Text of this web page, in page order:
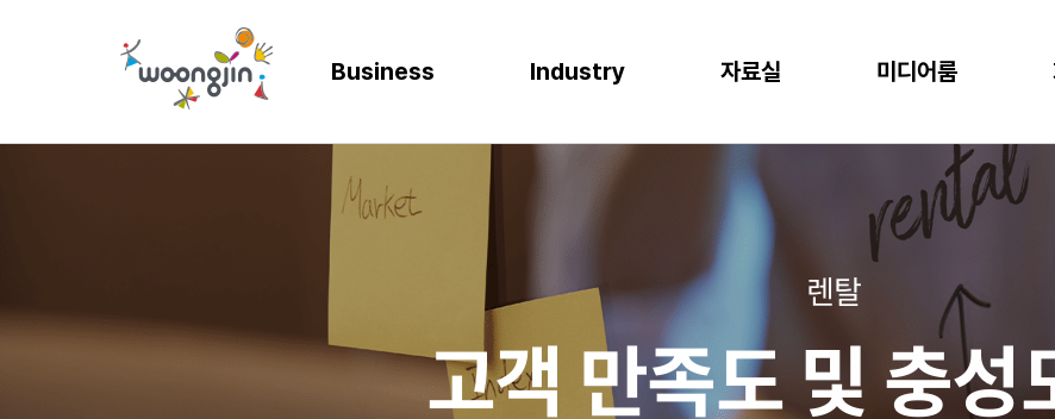
Business
SAP Joule
Mendix MAIA
SOLUTION
GAM SOLUTION
Business Synergy Suite
SAP EWM
Microsoft Dynamics 365
Smart Factory
WiJARD Package
AWS (Amazon Web Services)
Microsoft Azure
Microsoft Power Platform
NAVER Cloud Platform
Databricks
Mendix
Industry
고객 만족도 및 충성도 증대
사업 확장 및 브랜드 신뢰도 증가
통합 관리 및 운영 효율화
디지털 혁신을 위한 최적의 도구
프로세스 정립 및 글로벌 운영 시스템 구축
효율적인 자원관리
제조
디지털 혁신과 생산성
인공지능과 머신러닝으로 제조 혁신 실현
계획과 목표 중심의 프로세스 설계로 품질 향상
엄격한 규제 준수를 위한 IT시스템
소비재
플랫폼을 통한 경쟁력 강화
데이터 분석과 기술의 활용
복잡한 물류 현장을 위한 통합된 플랫폼
재고 없는 창고
미래 성장을 위한 유연한 물류 시스템
반도체
고도의 정밀성과 효율성을 위한 도구
자료실
프로젝트 사례
다운로드
미디어룸
이벤트
공지사항
블로그
추천 검색어 WRMS WDMS SAP ERP
렌탈
고객 만족도 및 충성